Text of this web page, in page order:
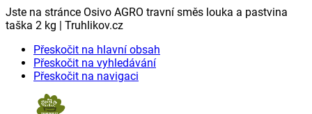
Jste na stránce Osivo AGRO travní směs louka a pastvina
taška 2 kg | Truhlikov.cz
Přeskočit na hlavní obsah
Přeskočit na vyhledávání
Přeskočit na navigaci